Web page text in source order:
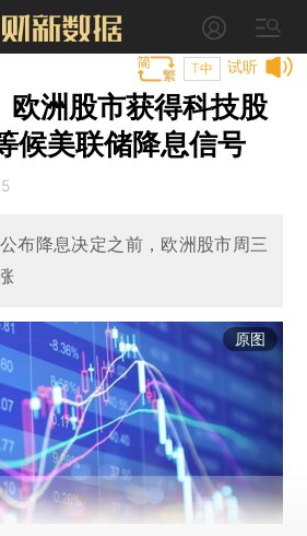
试听
T中
欧洲股市获得科技股
候美联储降息信号
布降息决定之前，欧洲股市周三
原图